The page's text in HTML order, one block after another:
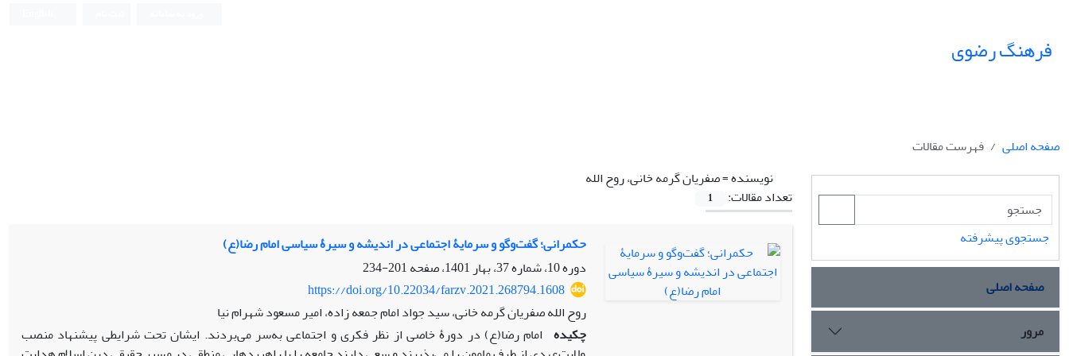
فرهنگ رضوی
صفحه اصلی
فهرست مقالات
نویسنده =صفریان گرمه خانی، روح الله
تعداد مقالات:
1
حکمرانی؛ گفت‌وگو و سرمایۀ اجتماعی در اندیشه و سیرۀ سیاسی امام رضا(ع)
دوره 10، شماره 37، بهار 1401، صفحه
201-234
https://doi.org/10.22034/farzv.2021.268794.1608
روح الله صفریان گرمه خانی، سید جواد امام جمعه زاده، امیر مسعود شهرام نیا
چکیده امام رضا(ع) در دورۀ خاصی از نظر فکری و اجتماعی به‌سر می‌بردند. ایشان تحت شرایطی پیشنهاد منصب
جستجوی پیشرفته
صفحه اصلی
مرور